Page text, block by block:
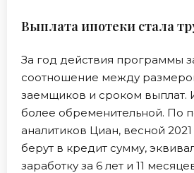
Выплата ипотеки стала
За год действия программы
соотношение между
заемщиков и сроком выплат.
более обременительной. По
аналитиков Циан, весной
берут в кредит сумму,
заработку за 6 лет и 11